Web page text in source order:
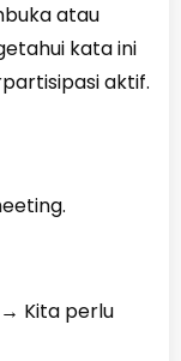
atau
kata ini
aktif.
→ Kita perlu